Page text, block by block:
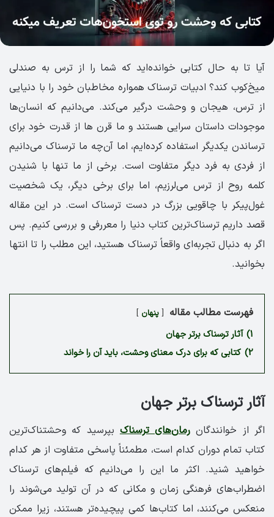
آیا تا به حال کتابی خوانده‌اید که شما را از ترس به صندلی
میخ‌کوب کند؟ ادبیات ترسناک همواره مخاطبان خود را با دنیایی
از ترس، هیجان و وحشت درگیر می‌کند. می‌دانیم که انسان‌ها
موجودات داستان سرایی هستند و ما قرن ها از قدرت خود برای
ترساندن یکدیگر استفاده کرده‌ایم، اما آن‌چه ما ترسناک می‌دانیم
از فردی به فرد دیگر متفاوت است. برخی از ما تنها با شنیدن
کلمه روح از ترس می‌لرزیم، اما برای برخی دیگر، یک شخصیت
غول‌پیکر با چاقویی بزرگ در دست ترسناک است. در این مقاله
قصد داریم ترسناک‌ترین کتاب دنیا را معررفی و بررسی کنیم. پس
اگر به دنبال تجربه‌ای واقعاً ترسناک هستید، این مطلب را تا انتها
بخوانید.
فهرست مطالب مقاله پنهان
1) آثار ترسناک برتر جهان
2) کتابی که برای درک معنای وحشت، باید آن را خواند
آثار ترسناک برتر جهان
اگر از خوانندگان رمان‌های ترسناکبپرسید که وحشتناک‌ترین
کتاب تمام دوران کدام است، مطمئناً پاسخی متفاوت از هر کدام
خواهید شنید. اکثر ما این را می‌دانیم که فیلم‌های ترسناک
اضطراب‌های فرهنگی زمان و مکانی که در آن تولید می‌شوند را
منعکس می‌کنند، اما کتاب‌ها کمی پیچیده‌تر هستند، زیرا ممکن